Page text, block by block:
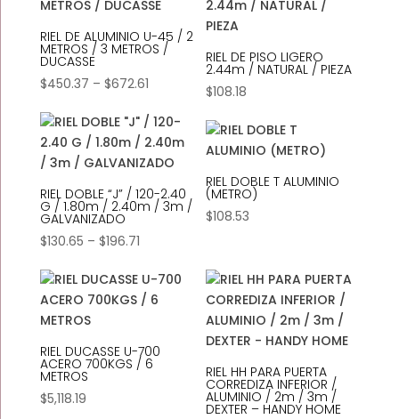
RIEL DE ALUMINIO U-45 / 2
METROS / 3 METROS /
DUCASSE
$450.37 – $672.61Price
$450.37
through
$672.61
RIEL DE PISO LIGERO
2.44m / NATURAL / PIEZA
$108.18
RIEL DOBLE “J” / 120-2.40
G / 1.80m / 2.40m / 3m /
GALVANIZADO
$130.65 – $196.71Price
$130.65
through
RIEL DOBLE T ALUMINIO
(METRO)
$108.53
RIEL DUCASSE U-700
ACERO 700KGS / 6
METROS
$5,118.19
RIEL HH PARA PUERTA
CORREDIZA INFERIOR /
ALUMINIO / 2m / 3m /
DEXTER – HANDY HOME